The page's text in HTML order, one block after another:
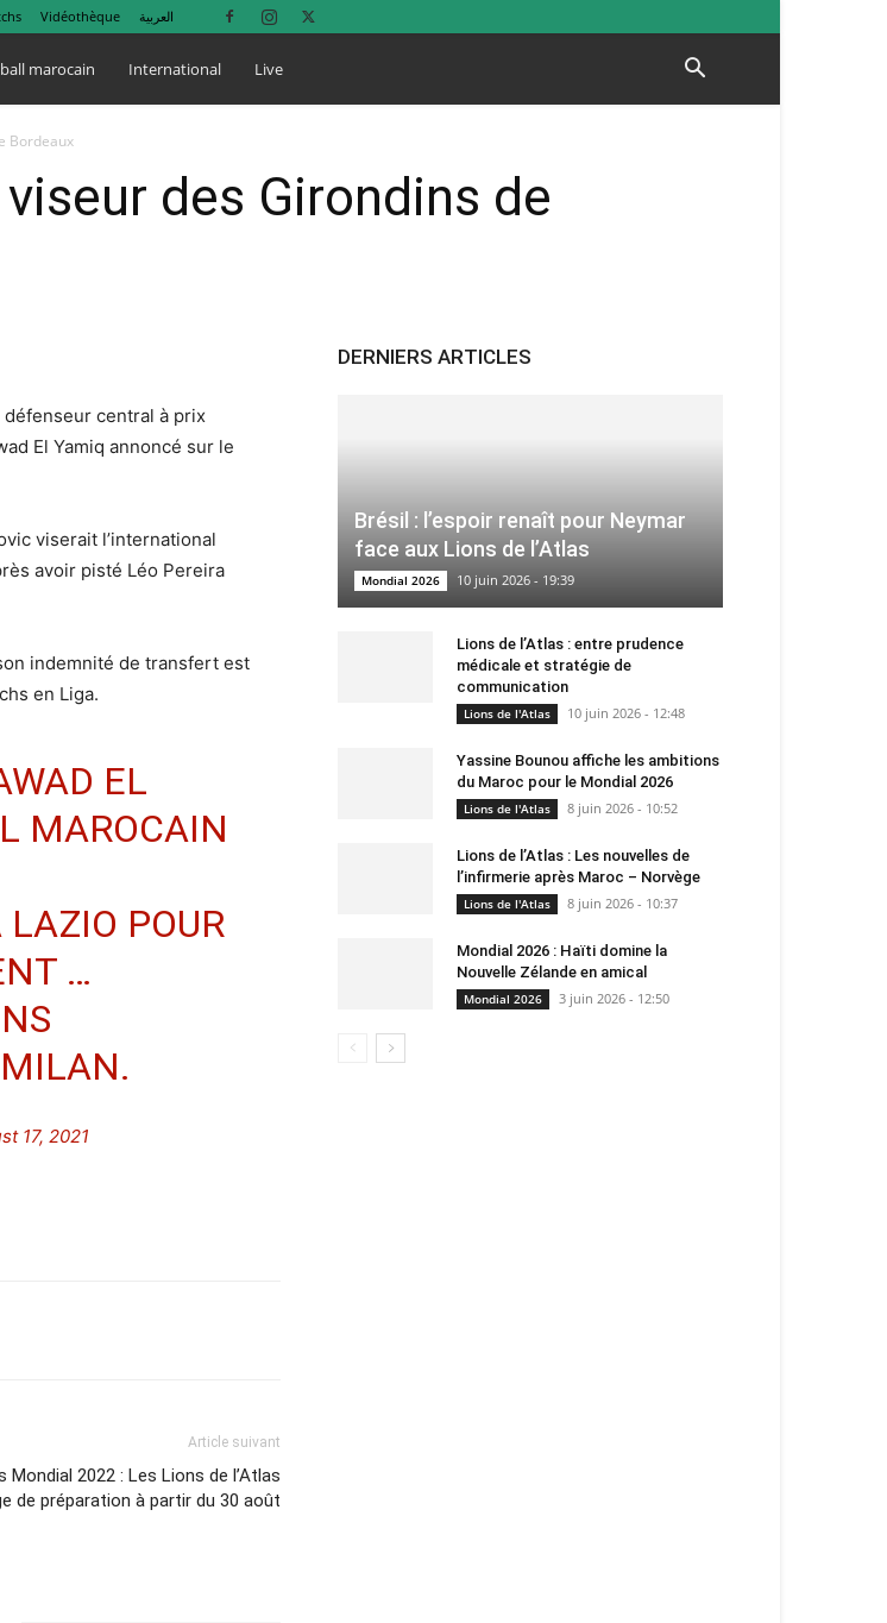
Vidéothèque العربية
marocain International Live
Bordeaux
des Girondins de
central à prix
El Yamiq annoncé sur le
viserait l’international
avoir pisté Léo Pereira
indemnité de transfert est
en Liga.
EL
MAROCAIN
POUR
…
17, 2021
Article suivant
Mondial 2022 : Les Lions de l’Atlas
de préparation à partir du 30 août
DERNIERS ARTICLES
Brésil : l’espoir renaît pour Neymar
face aux Lions de l’Atlas
Mondial 2026 10 juin 2026 - 19:39
Lions de l’Atlas : entre prudence
médicale et stratégie de
communication
Lions de l'Atlas 10 juin 2026 - 12:48
Yassine Bounou affiche les ambitions
du Maroc pour le Mondial 2026
Lions de l'Atlas 8 juin 2026 - 10:52
Lions de l’Atlas : Les nouvelles de
l’infirmerie après Maroc – Norvège
Lions de l'Atlas 8 juin 2026 - 10:37
Mondial 2026 : Haïti domine la
Nouvelle Zélande en amical
Mondial 2026 3 juin 2026 - 12:50